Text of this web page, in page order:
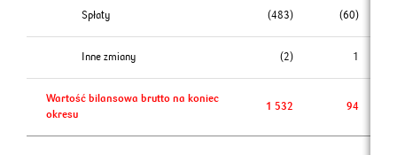
Spłaty (483) (60)
Inne zmiany (2) 1
Wartość bilansowa brutto na koniec
okresu
1 532 94